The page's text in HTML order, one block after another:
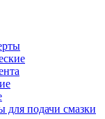
подачи смазки